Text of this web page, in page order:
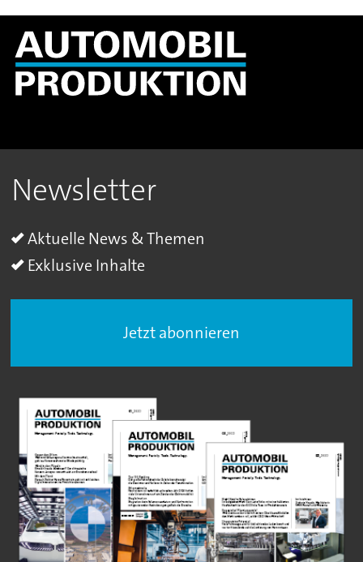
Newsletter
Aktuelle News & Themen
Exklusive Inhalte
Jetzt abonnieren